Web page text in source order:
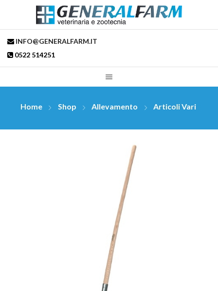
INFO@GENERALFARM.IT
0522 514251
Home Shop Allevamento Articoli Vari